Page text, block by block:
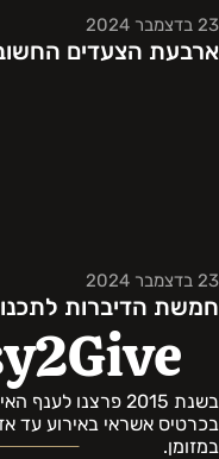
23 בדצמבר 2024
ארבעת הצעדים
23 בדצמבר 2024
חמשת הדיברות
בשנת 2015 פרצנו
בכרטיס אשראי באירוע עד
במזומן.